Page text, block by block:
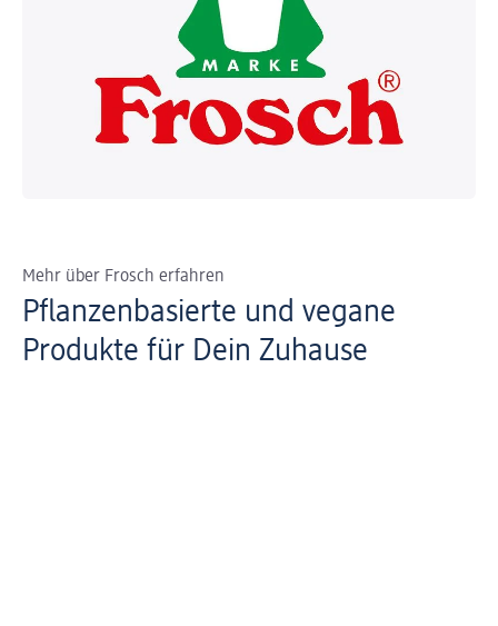
Mehr über Frosch erfahren
Pflanzenbasierte und vegane
Produkte für Dein Zuhause